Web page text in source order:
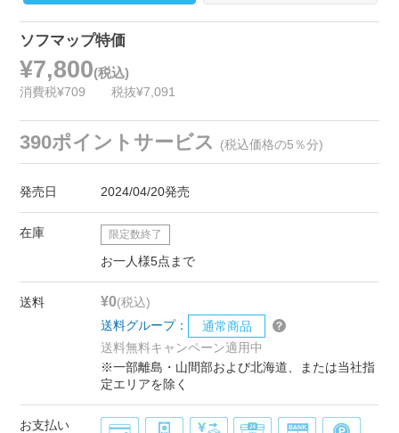
ソフマップ特価
¥7,800(税込)
消費税¥709 税抜¥7,091
390ポイントサービス (税込価格の5％分)
発売日 2024/04/20発売
在庫 限定数終了
お一人様5点まで
送料 ¥0(税込)
送料グループ：
通常商品
送料無料キャンペーン適用中
※一部離島・山間部および北海道、または当社指
定エリアを除く
お支払い